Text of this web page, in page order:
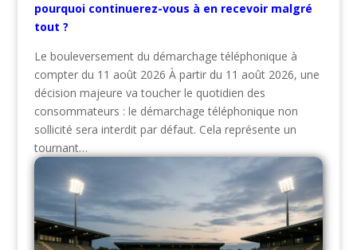
pourquoi continuerez-vous à en recevoir malgré
tout ?
Le bouleversement du démarchage téléphonique à
compter du 11 août 2026 À partir du 11 août 2026, une
décision majeure va toucher le quotidien des
consommateurs : le démarchage téléphonique non
sollicité sera interdit par défaut. Cela représente un
tournant…